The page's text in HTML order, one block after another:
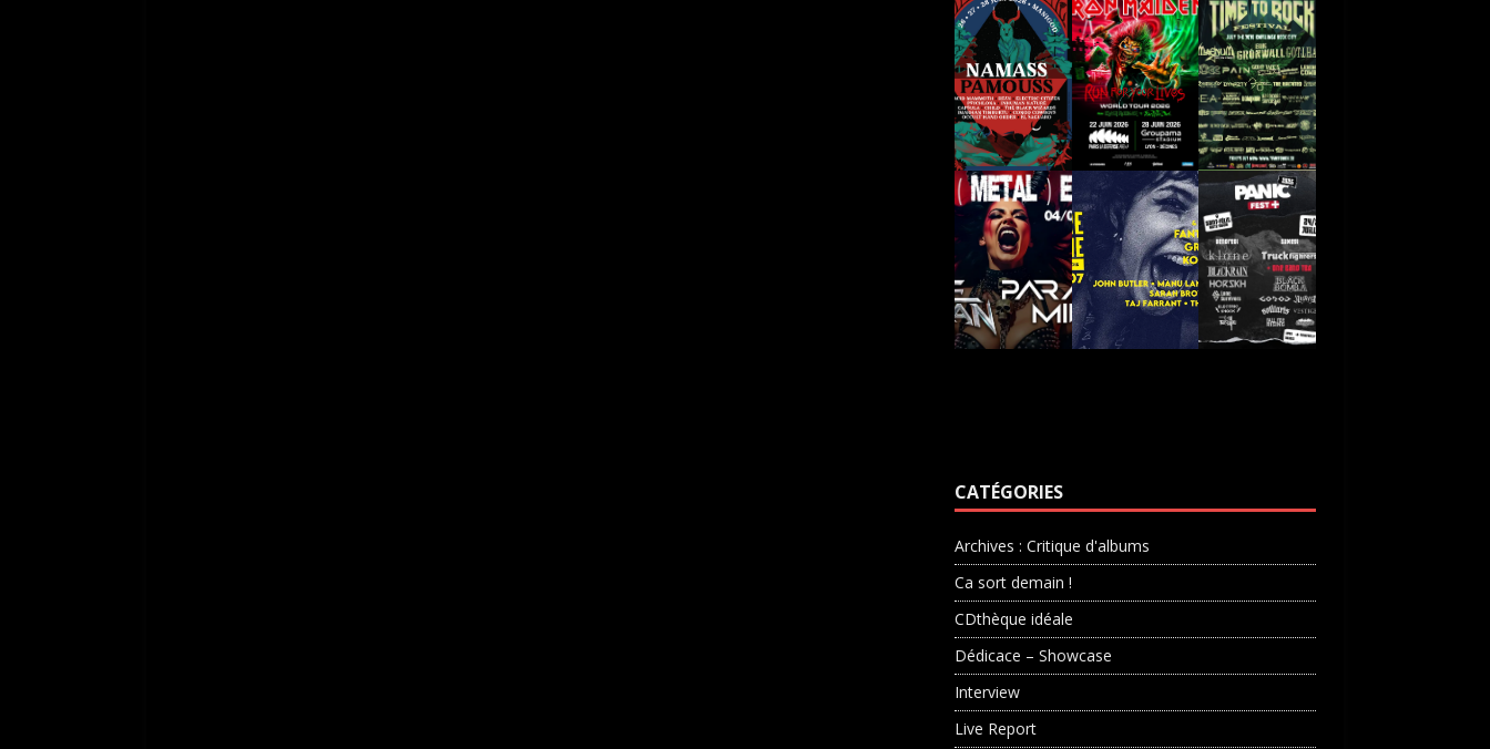
CATÉGORIES
Archives : Critique d'albums
Ca sort demain !
CDthèque idéale
Dédicace – Showcase
Interview
Live Report